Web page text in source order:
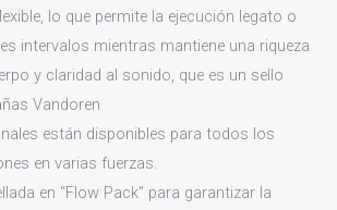
lo que permite la ejecución legato o
intervalos mientras mantiene una riqueza
y claridad al sonido, que es un sello
Vandoren
están disponibles para todos los
en varias fuerzas.
en “Flow Pack” para garantizar la